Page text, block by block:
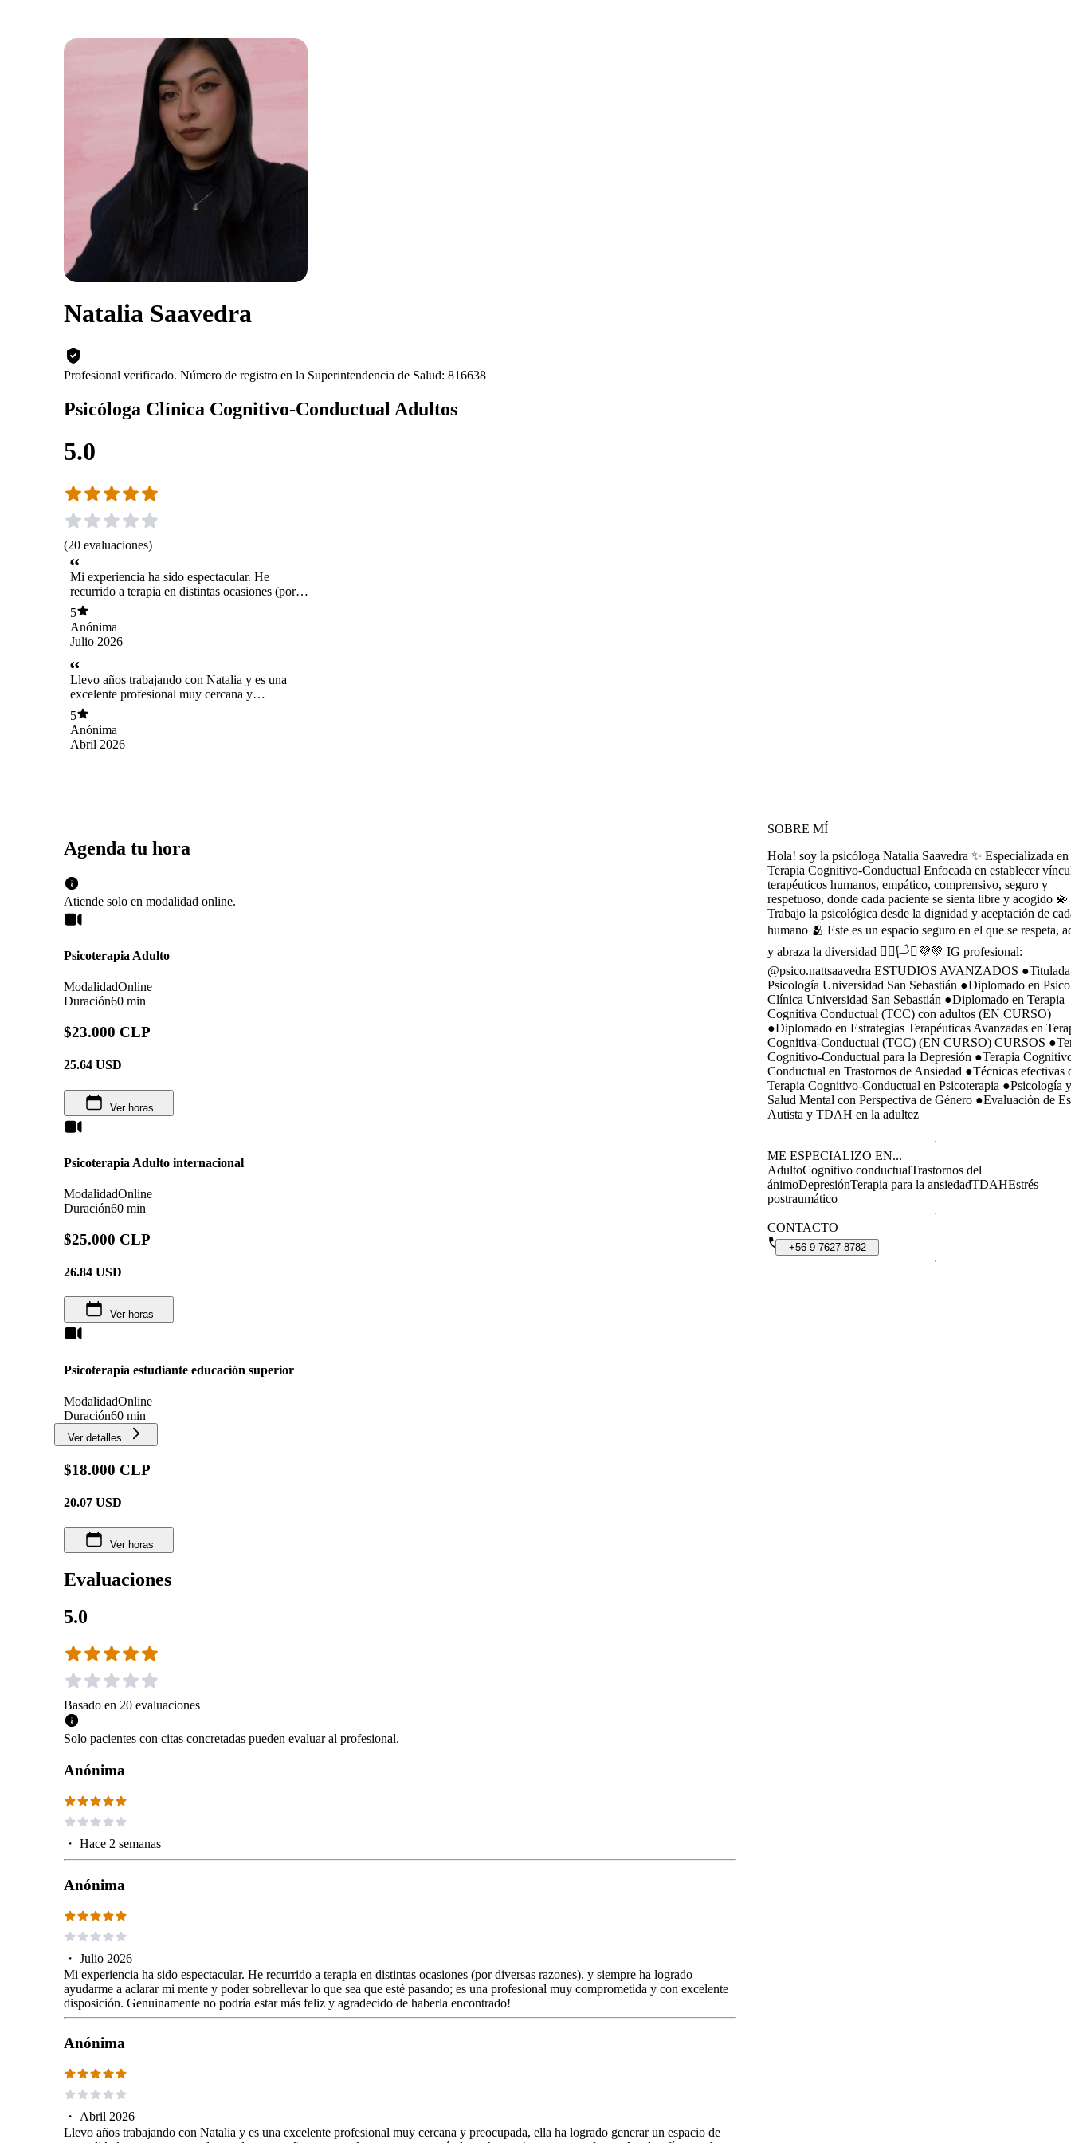
Natalia Saavedra
Profesional verificado. Número de registro en la Superintendencia de Salud: 816638
Psicóloga Clínica Cognitivo-Conductual Adultos
5.0
(20 evaluaciones)
Mi experiencia ha sido espectacular. He
recurrido a terapia en distintas ocasiones (por
diversas razones), y siempre ha logrado
ayudarme a aclarar mi mente y poder sobrellevar
lo que sea que esté pasando; es una profesional
muy comprometida y con excelente disposición.
Genuinamente no podría estar más feliz y
agradecido de haberla encontrado!
5
Anónima
Julio 2026
Llevo años trabajando con Natalia y es una
excelente profesional muy cercana y
preocupada, ella ha logrado generar un espacio
de comodidad y muy seguro, ademas de
acompañarme en cada proceso, entregándome
herramientas para enfrentar los desafíos que han
5
Anónima
Abril 2026
Agenda tu hora
Atiende solo en modalidad online.
Psicoterapia Adulto
ModalidadOnline
Duración60 min
$23.000 CLP
25.64 USD
Ver horas
Psicoterapia Adulto internacional
ModalidadOnline
Duración60 min
$25.000 CLP
26.84 USD
Ver horas
Psicoterapia estudiante educación superior
ModalidadOnline
Duración60 min
Ver detalles
$18.000 CLP
20.07 USD
Ver horas
Evaluaciones
5.0
Basado en 20 evaluaciones
Solo pacientes con citas concretadas pueden evaluar al profesional.
Anónima
・ Hace 2 semanas
Anónima
・ Julio 2026
Mi experiencia ha sido espectacular. He recurrido a terapia en distintas ocasiones (por diversas razones), y siempre ha logrado
ayudarme a aclarar mi mente y poder sobrellevar lo que sea que esté pasando; es una profesional muy comprometida y con excelente
disposición. Genuinamente no podría estar más feliz y agradecido de haberla encontrado!
Anónima
・ Abril 2026
Llevo años trabajando con Natalia y es una excelente profesional muy cercana y preocupada, ella ha logrado generar un espacio de
SOBRE MÍ
Hola! soy la psicóloga Natalia Saavedra ✨ Especializada en
Terapia Cognitivo-Conductual Enfocada en establecer
terapéuticos humanos, empático, comprensivo, seguro y
respetuoso, donde cada paciente se sienta libre y acogido 💫
Trabajo la psicológica desde la dignidad y aceptación de
humano 🫂 Este es un espacio seguro en el que se respeta,
y abraza la diversidad 🏳️‍🌈🏳️‍⚧️​💜💚 IG profesional:
@psico.nattsaavedra ESTUDIOS AVANZADOS
Psicología Universidad San Sebastián ●Diplomado en
Clínica Universidad San Sebastián ●Diplomado en Terapia
Cognitiva Conductual (TCC) con adultos (EN CURSO)
●Diplomado en Estrategias Terapéuticas Avanzadas en
Cognitiva-Conductual (TCC) (EN CURSO) CURSOS
Cognitivo-Conductual para la Depresión ●Terapia
Conductual en Trastornos de Ansiedad ●Técnicas efectivas
Terapia Cognitivo-Conductual en Psicoterapia ●Psicología y
Salud Mental con Perspectiva de Género ●Evaluación de
Autista y TDAH en la adultez
ME ESPECIALIZO EN...
AdultoCognitivo conductualTrastornos del
ánimoDepresiónTerapia para la ansiedadTDAHEstrés
postraumático
CONTACTO
+56 9 7627 8782